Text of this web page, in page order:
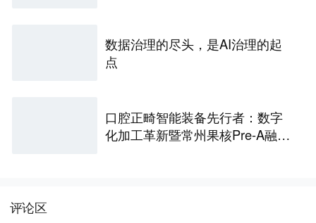
数据治理的尽头，是AI治理的起
点
口腔正畸智能装备先行者：数字
化加工革新暨常州果核Pre-A融资
评论区